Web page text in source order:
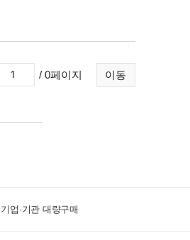
이동
/ 0페이지
기업·기관 대량구매